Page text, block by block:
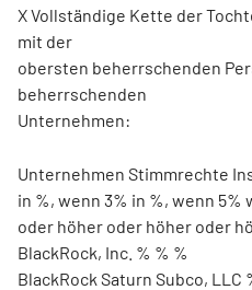
X Vollständige Kette der
mit der
obersten beherrschenden
beherrschenden
Unternehmen:
Unternehmen Stimmrechte
in %, wenn 3% in %, wenn 5%
oder höher oder höher oder
BlackRock, Inc. % % %
BlackRock Saturn Subco, LLC